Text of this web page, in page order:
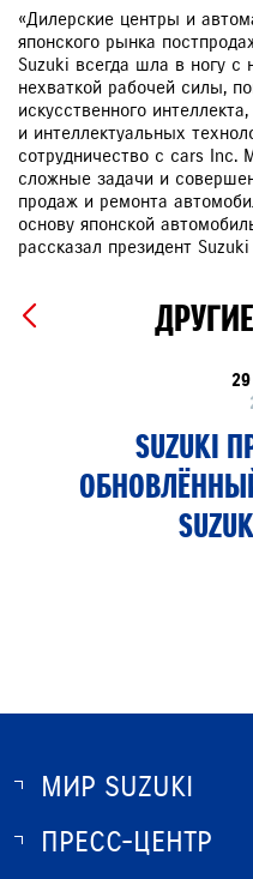
«Дилерские центры и
японского рынка
Suzuki всегда шла в ногу с
нехваткой рабочей силы,
искусственного
и интеллектуальных
сотрудничество с cars
сложные задачи и
продаж и ремонта
основу японской
рассказал президент
SUZUKI
МИР SUZUKI
О SUZUKI
ПРЕСС-ЦЕНТР